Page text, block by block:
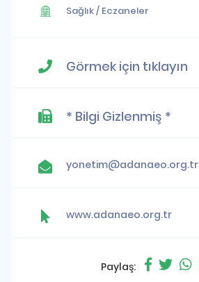
Sağlık/ Eczaneler
Görmek için tıklayın
* Bilgi Gizlenmiş *
yonetim@adanaeo.org.tr
www.adanaeo.org.tr
Paylaş: